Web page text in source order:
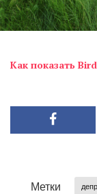
Как показать
Метки